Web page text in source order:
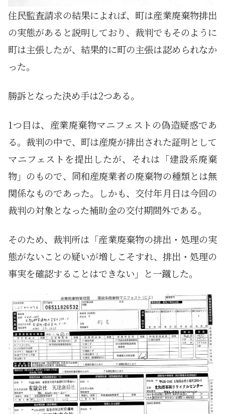
住民監査請求の結果によれば、町は産業廃棄物排出
の実態があると説明しており、裁判でもそのように
町は主張したが、結果的に町の主張は認められなか
った。
勝訴となった決め手は2つある。
1つ目は、産業廃棄物マニフェストの偽造疑惑であ
る。裁判の中で、町は産廃が排出された証明として
マニフェストを提出したが、それは「建設系廃棄
物」のもので、同和産廃業者の廃棄物の種類とは無
関係なものであった。しかも、交付年月日は今回の
裁判の対象となった補助金の交付期間外である。
そのため、裁判所は「産業廃棄物の排出・処理の実
態がないことの疑いが増しこそすれ、排出・処理の
事実を確認することはできない」と一蹴した。